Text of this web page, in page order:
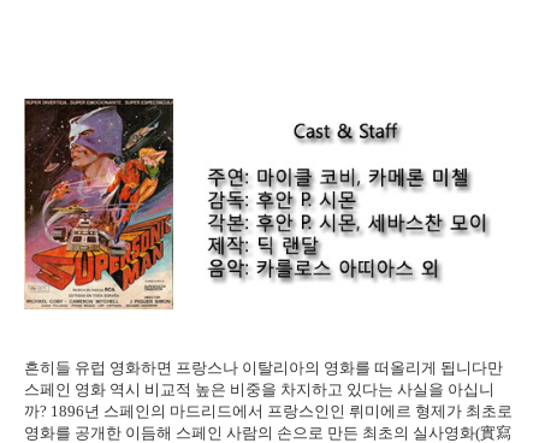
흔히들 유럽 영화하면 프랑스나 이탈리아의 영화를 떠올리게 됩니다만
스페인 영화 역시 비교적 높은 비중을 차지하고 있다는 사실을 아십니
까? 1896년 스페인의 마드리드에서 프랑스인인 뤼미에르 형제가 최초로
영화를 공개한 이듬해 스페인 사람의 손으로 만든 최초의 실사영화(實寫